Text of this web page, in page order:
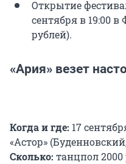
Открытие
сентября в 19:00
рублей).
«Ария» везет
Когда и где: 17
«Астор»
Сколько: танцпол 2000